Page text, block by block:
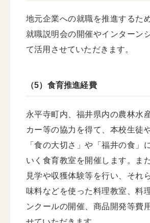
地元企業への就職を推進するた
就職説明会の開催やインターン
て活用させていただきます。
（5）食育推進経費
永平寺町内、福井県内の農林水
カー等の協力を得て、本校生徒
「食の大切さ」や「福井の食」
いく食育教室を開催します。ま
見学や収獲体験等を行い、それ
味料などを使った料理教室、料
ンクールの開催、商品開発等費